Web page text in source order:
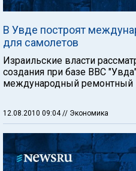
В Увде построят
для самолетов
Израильские власти
создания при базе ВВС
международный ремонтный
12.08.2010 09:04// Экономика